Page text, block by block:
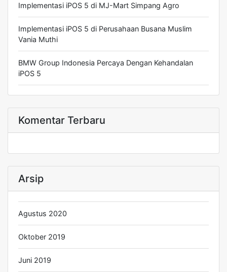
Implementasi iPOS 5 di MJ-Mart Simpang Agro
Implementasi iPOS 5 di Perusahaan Busana Muslim
Vania Muthi
BMW Group Indonesia Percaya Dengan Kehandalan
iPOS 5
Komentar Terbaru
Arsip
Agustus 2020
Oktober 2019
Juni 2019